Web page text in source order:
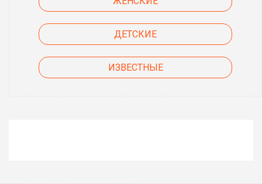
ДЕТСКИЕ
ИЗВЕСТНЫЕ